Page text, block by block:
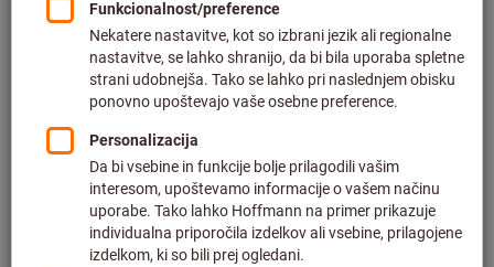
Cena na 1 kos
plus DDV po trenutni stopnjiin strošek dostave
Individualne cene za poslovne stranke poprijavi.